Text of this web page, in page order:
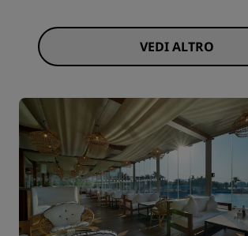
VEDI ALTRO